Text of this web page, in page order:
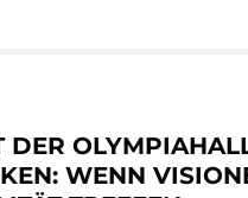
DER
WENN